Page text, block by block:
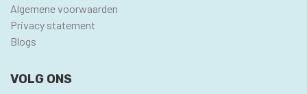
Algemene voorwaarden
Privacy statement
Blogs
VOLG ONS